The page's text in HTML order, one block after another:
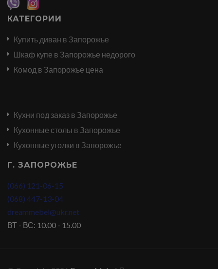
КАТЕГОРИИ
Купить диван в Запорожье
Шкаф купе в Запорожье недорого
Комод в Запорожье цена
Кухни под заказ в Запорожье
Кухонные столы в Запорожье
Кухонные уголки в Запорожье
Г. ЗАПОРОЖЬЕ
(066) 121-06-15
(068) 447-13-04
dreammebel@ukr.net
ВТ - ВС: 10.00 - 15.00